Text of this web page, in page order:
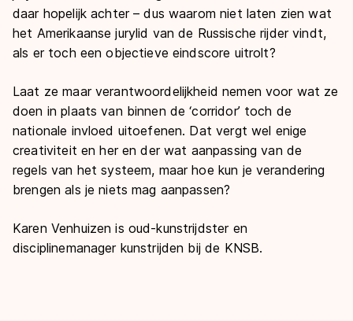
daar hopelijk achter – dus waarom niet laten zien wat
het Amerikaanse jurylid van de Russische rijder vindt,
als er toch een objectieve eindscore uitrolt?
Laat ze maar verantwoordelijkheid nemen voor wat ze
doen in plaats van binnen de ‘corridor’ toch de
nationale invloed uitoefenen. Dat vergt wel enige
creativiteit en her en der wat aanpassing van de
regels van het systeem, maar hoe kun je verandering
brengen als je niets mag aanpassen?
Karen Venhuizen is oud-kunstrijdster en
disciplinemanager kunstrijden bij de KNSB.